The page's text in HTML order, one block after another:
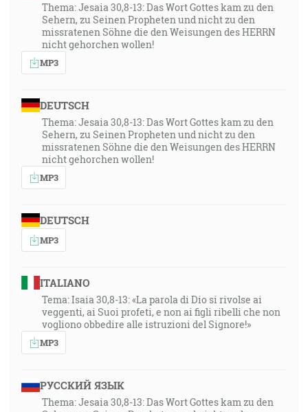
Thema: Jesaia 30,8-13: Das Wort Gottes kam zu den
Sehern, zu Seinen Propheten und nicht zu den
missratenen Söhne die den Weisungen des HERRN
nicht gehorchen wollen!
MP3
DEUTSCH
Thema: Jesaia 30,8-13: Das Wort Gottes kam zu den
Sehern, zu Seinen Propheten und nicht zu den
missratenen Söhne die den Weisungen des HERRN
nicht gehorchen wollen!
MP3
DEUTSCH
MP3
ITALIANO
Tema: Isaia 30,8-13: «La parola di Dio si rivolse ai
veggenti, ai Suoi profeti, e non ai figli ribelli che non
vogliono obbedire alle istruzioni del Signore!»
MP3
РУССКИЙ ЯЗЫК
Thema: Jesaia 30,8-13: Das Wort Gottes kam zu den